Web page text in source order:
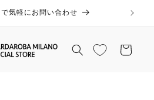
気軽にお問い合わせ
ー